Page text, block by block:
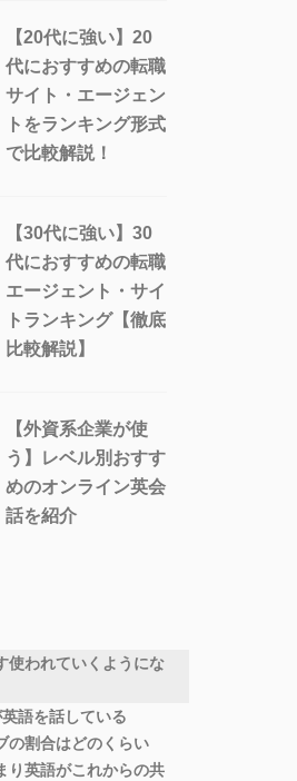
【20代に強い】20
代におすすめの転職
サイト・エージェン
トをランキング形式
で比較解説！
【30代に強い】30
代におすすめの転職
エージェント・サイ
トランキング【徹底
比較解説】
【外資系企業が使
う】レベル別おすす
めのオンライン英会
話を紹介
使われていくようにな
語を話している
の割合はどのくらい
り英語がこれからの共